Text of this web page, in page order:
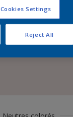
Cookies Settings
Reject All